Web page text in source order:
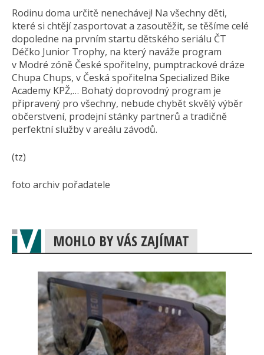
Rodinu doma určitě nenechávej! Na všechny děti,
které si chtějí zasportovat a zasoutěžit, se těšíme celé
dopoledne na prvním startu dětského seriálu ČT
Déčko Junior Trophy, na který naváže program
v Modré zóně České spořitelny, pumptrackové dráze
Chupa Chups, v Česká spořitelna Specialized Bike
Academy KPŽ,… Bohatý doprovodný program je
připravený pro všechny, nebude chybět skvělý výběr
občerstvení, prodejní stánky partnerů a tradičně
perfektní služby v areálu závodů.
(tz)
foto archiv pořadatele
MOHLO BY VÁS ZAJÍMAT